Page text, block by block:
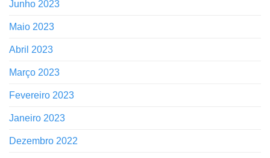
Junho 2023
Maio 2023
Abril 2023
Março 2023
Fevereiro 2023
Janeiro 2023
Dezembro 2022